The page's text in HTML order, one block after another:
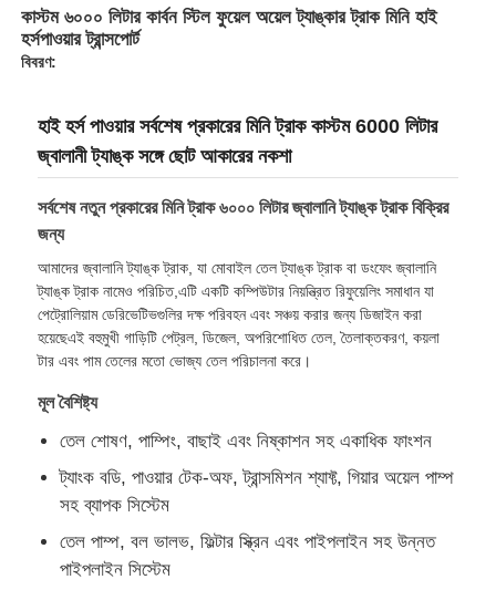
কারখানা ভ্রমণ
আমাদের সাথে যোগাযোগ করুন
সব ক্ষেত্রেই
উদ্ধৃতির জন্য আবেদন
ট্যাংক সেমি ট্রেলার
জ্বালানী তেল ট্যাঙ্কার ট্রাক
আইএসও ট্যাঙ্ক কনটেইনার
কাস্টম ৬০০০ লিটার কার্বন স্টিল ফুয়েল অয়েল ট্যাঙ্কার ট্রাক মিনি হাই
হর্সপাওয়ার ট্রান্সপোর্ট
বিবরণ:
হাই হর্স পাওয়ার সর্বশেষ প্রকারের মিনি ট্রাক কাস্টম 6000 লিটার
জ্বালানী ট্যাঙ্ক সঙ্গে ছোট আকারের নকশা
সর্বশেষ নতুন প্রকারের মিনি ট্রাক ৬০০০ লিটার জ্বালানি ট্যাঙ্ক ট্রাক বিক্রির
জন্য
আমাদের জ্বালানি ট্যাঙ্ক ট্রাক, যা মোবাইল তেল ট্যাঙ্ক ট্রাক বা ডংফেং জ্বালানি
ট্যাঙ্ক ট্রাক নামেও পরিচিত,এটি একটি কম্পিউটার নিয়ন্ত্রিত রিফুয়েলিং সমাধান যা
পেট্রোলিয়াম ডেরিভেটিভগুলির দক্ষ পরিবহন এবং সঞ্চয় করার জন্য ডিজাইন করা
হয়েছেএই বহুমুখী গাড়িটি পেট্রল, ডিজেল, অপরিশোধিত তেল, তৈলাক্তকরণ, কয়লা
টার এবং পাম তেলের মতো ভোজ্য তেল পরিচালনা করে।
মূল বৈশিষ্ট্য
তেল শোষণ, পাম্পিং, বাছাই এবং নিষ্কাশন সহ একাধিক ফাংশন
ট্যাংক বডি, পাওয়ার টেক-অফ, ট্রান্সমিশন শ্যাফ্ট, গিয়ার অয়েল পাম্প
সহ ব্যাপক সিস্টেম
তেল পাম্প, বল ভালভ, ফিল্টার স্ক্রিন এবং পাইপলাইন সহ উন্নত
পাইপলাইন সিস্টেম